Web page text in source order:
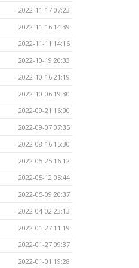
2022-11-17 07:23
2022-11-16 14:39
2022-11-11 14:16
2022-10-19 20:33
2022-10-16 21:19
2022-10-06 19:30
2022-09-21 16:00
2022-09-07 07:35
2022-08-16 15:30
2022-05-25 16:12
2022-05-12 05:44
2022-05-09 20:37
2022-04-02 23:13
2022-01-27 11:19
2022-01-27 09:37
2022-01-01 19:28